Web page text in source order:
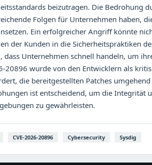
beizutragen. Die Bedrohung
Folgen für Unternehmen haben,
Ein erfolgreicher Angriff könnte
der Kunden in die Sicherheitspraktiken
dass Unternehmen schnell handeln, um
20896 wurde von den Entwicklern als
die bereitgestellten Patches
ist entscheidend, um die Integrität
zu gewährleisten.
CVE-2026-20896 Cybersecurity Sysdig